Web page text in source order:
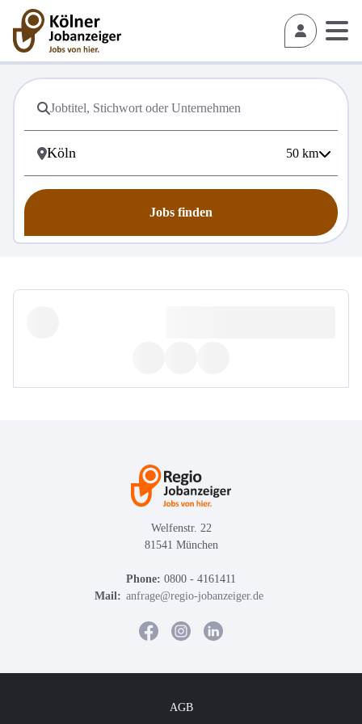
50 km
Jobs finden
Welfenstr. 22
81541 München
Phone: 0800 - 4161411
Mail: anfrage@regio-jobanzeiger.de
AGB